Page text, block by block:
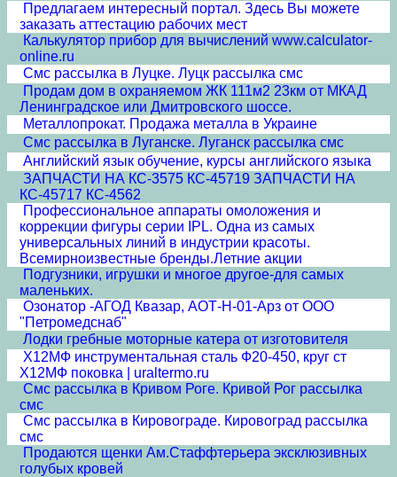
Предлагаем интересный портал. Здесь Вы можете
заказать аттестацию рабочих мест
Калькулятор прибор для вычислений www.calculator-
online.ru
Смс рассылка в Луцке. Луцк рассылка смс
Продам дом в охраняемом ЖК 111м2 23км от МКАД
Ленинградское или Дмитровского шоссе.
Металлопрокат. Продажа металла в Украине
Смс рассылка в Луганске. Луганск рассылка смс
Английский язык обучение, курсы английского языка
ЗАПЧАСТИ НА КС-3575 КС-45719 ЗАПЧАСТИ НА
КС-45717 КС-4562
Профессиональное аппараты омоложения и
коррекции фигуры серии IPL. Одна из самых
универсальных линий в индустрии красоты.
Всемирноизвестные бренды.Летние акции
Подгузники, игрушки и многое другое-для самых
маленьких.
Озонатор -АГОД Квазар, АОТ-Н-01-Арз от ООО
"Петромедснаб"
Лодки гребные моторные катера от изготовителя
Х12МФ инструментальная сталь Ф20-450, круг ст
Х12МФ поковка | uraltermo.ru
Смс рассылка в Кривом Роге. Кривой Рог рассылка
смс
Смс рассылка в Кировограде. Кировоград рассылка
смс
Продаются щенки Ам.Стаффтерьера эксклюзивных
голубых кровей